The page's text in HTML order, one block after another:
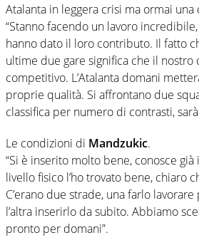
Atalanta in leggera crisi ma ormai una
“Stanno facendo un lavoro
hanno dato il loro contributo. Il fatto
ultime due gare significa che il
competitivo. L’Atalanta domani
proprie qualità. Si affrontano due
classifica per numero di contrasti,
Le condizioni di Mandzukic.
“Si è inserito molto bene, conosce
livello fisico l’ho trovato bene, chiaro
C’erano due strade, una farlo
l’altra inserirlo da subito. Abbiamo
pronto per domani”.